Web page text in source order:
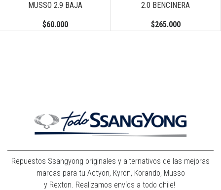
MUSSO 2.9 BAJA
$60.000
2.0 BENCINERA
$265.000
Repuestos Ssangyong originales y alternativos de las mejoras
marcas para tu Actyon, Kyron, Korando, Musso
y Rexton. Realizamos envíos a todo chile!